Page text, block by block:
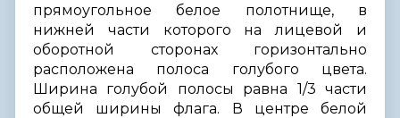
прямоугольное белое полотнище, в
нижней части которого на лицевой и
оборотной сторонах горизонтально
расположена полоса голубого цвета.
Ширина голубой полосы равна 1/3 части
общей ширины флага. В центре белой